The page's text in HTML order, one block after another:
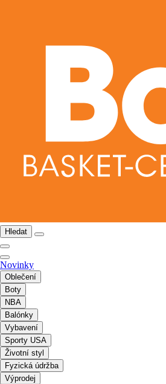
Hledat
Novinky
Oblečení
Boty
NBA
Balónky
Vybavení
Sporty USA
Životní styl
Fyzická údržba
Výprodej